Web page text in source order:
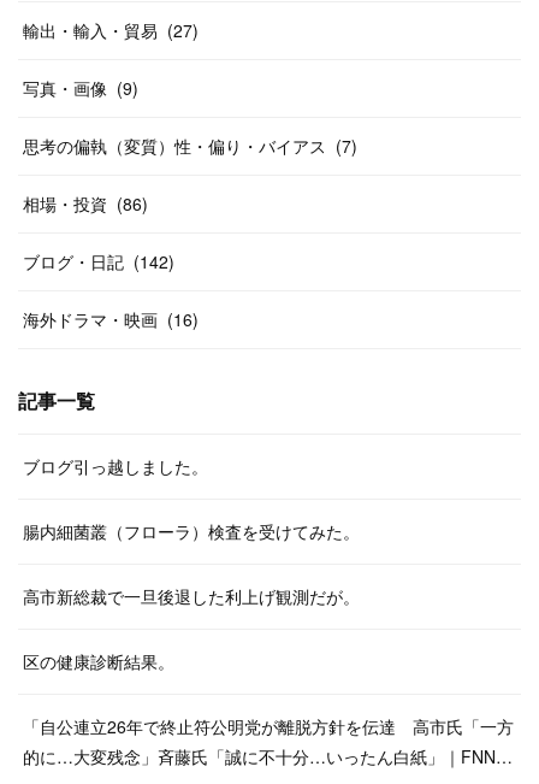
輸出・輸入・貿易 (27)
写真・画像 (9)
思考の偏執（変質）性・偏り・バイアス (7)
相場・投資 (86)
ブログ・日記 (142)
海外ドラマ・映画 (16)
記事一覧
ブログ引っ越しました。
腸内細菌叢（フローラ）検査を受けてみた。
高市新総裁で一旦後退した利上げ観測だが。
区の健康診断結果。
「自公連立26年で終止符公明党が離脱方針を伝達 高市氏「一方
的に…大変残念」斉藤氏「誠に不十分…いったん白紙」｜FNN…